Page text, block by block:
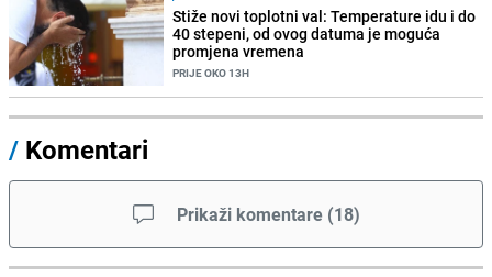
Stiže novi toplotni val: Temperature idu i do
40 stepeni, od ovog datuma je moguća
promjena vremena
PRIJE OKO 13H
/ Komentari
Prikaži komentare (18)